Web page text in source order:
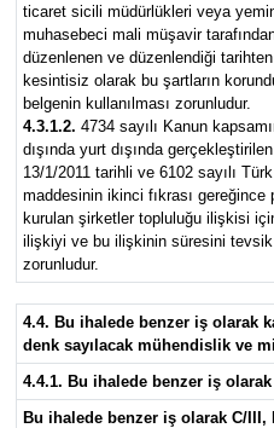
ticaret sicili müdürlükleri veya
muhasebeci mali müşavir
düzenlenen ve düzenlendiği
kesintisiz olarak bu şartların
belgenin kullanılması zorunludur.
4.3.1.2. 4734 sayılı Kanun
dışında yurt dışında
13/1/2011 tarihli ve 6102 sayılı
maddesinin ikinci fıkrası
kurulan şirketler topluluğu ilişkisi
ilişkiyi ve bu ilişkinin süresini tevsik
zorunludur.
4.4. Bu ihalede benzer iş olarak
denk sayılacak mühendislik ve
4.4.1. Bu ihalede benzer iş
Bu ihalede benzer iş olarak C/